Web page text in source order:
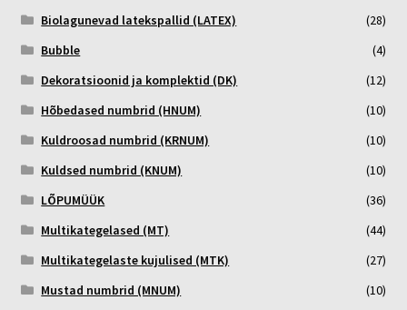
Biolagunevad latekspallid (LATEX)
(28)
Bubble
(4)
Dekoratsioonid ja komplektid (DK)
(12)
Hõbedased numbrid (HNUM)
(10)
Kuldroosad numbrid (KRNUM)
(10)
Kuldsed numbrid (KNUM)
(10)
LÕPUMÜÜK
(36)
Multikategelased (MT)
(44)
Multikategelaste kujulised (MTK)
(27)
Mustad numbrid (MNUM)
(10)